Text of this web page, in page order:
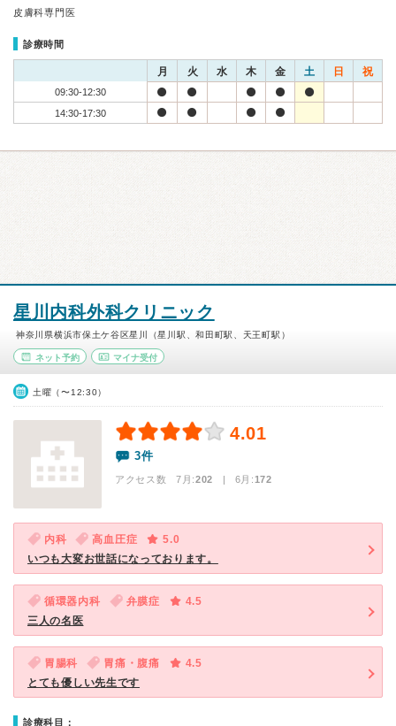
皮膚科専門医
診療時間
月 火 水 木 金 土 日 祝
09:30-12:30
14:30-17:30
星川内科外科クリニック
神奈川県横浜市保土ケ谷区星川（星川駅、和田町駅、天王町駅）
ネット予約 マイナ受付
土曜（〜12:30）
4.01
3件
アクセス数 7月:202 | 6月:172
内科 高血圧症
5.0
いつも大変お世話になっております。
循環器内科 弁膜症
4.5
三人の名医
胃腸科 胃痛・腹痛
4.5
とても優しい先生です
診療科目：